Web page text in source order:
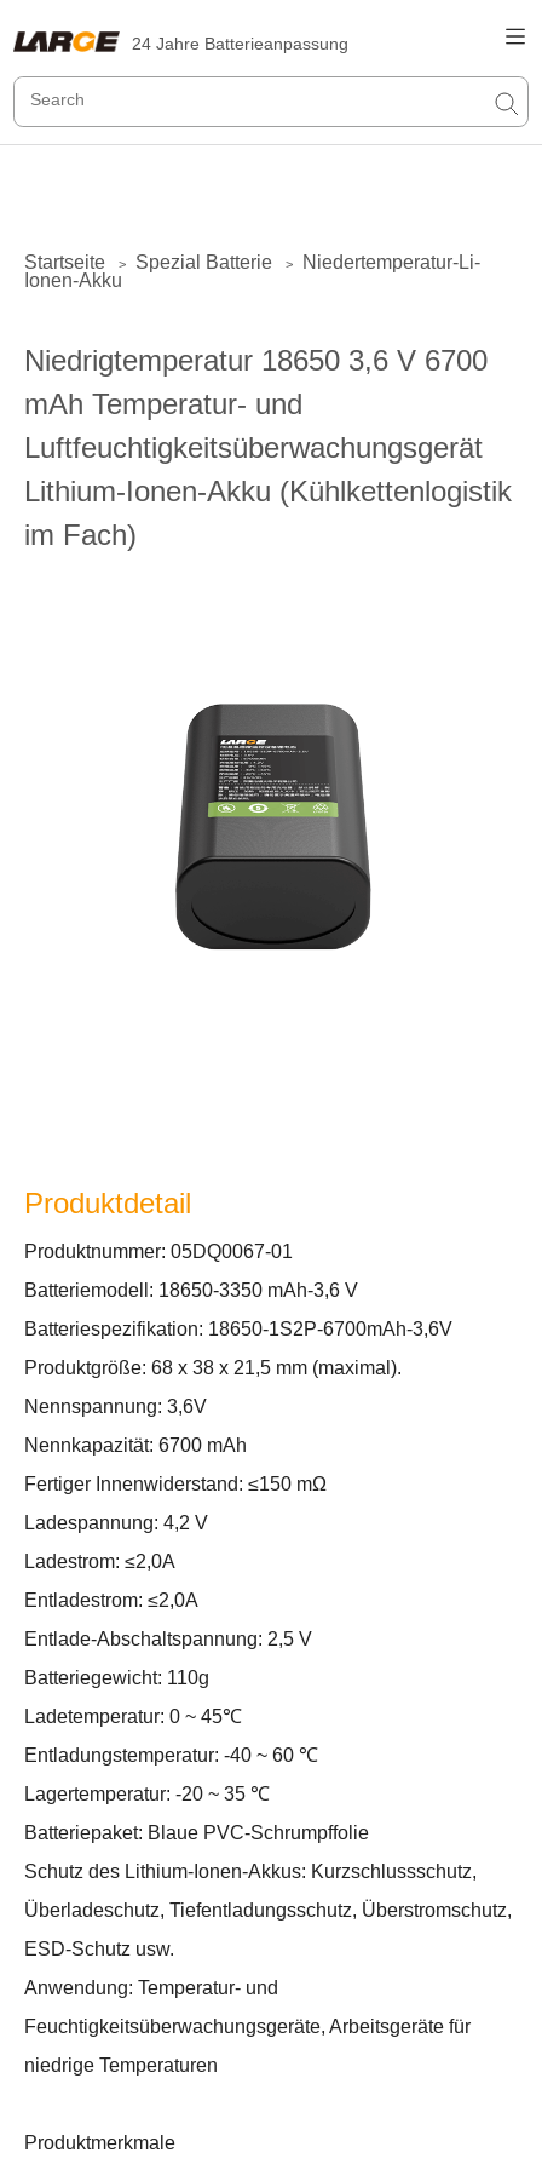
24 Jahre Batterieanpassung
Startseite > Spezial Batterie >
Niedertemperatur-Li-
Ionen-Akku
Niedrigtemperatur 18650 3,6 V 6700
mAh Temperatur- und
Luftfeuchtigkeitsüberwachungsgerät
Lithium-Ionen-Akku (Kühlkettenlogistik
im Fach)
Produktdetail
Produktnummer: 05DQ0067-01
Batteriemodell: 18650-3350 mAh-3,6 V
Batteriespezifikation: 18650-1S2P-6700mAh-3,6V
Produktgröße: 68 x 38 x 21,5 mm (maximal).
Nennspannung: 3,6V
Nennkapazität: 6700 mAh
Fertiger Innenwiderstand: ≤150 mΩ
Ladespannung: 4,2 V
Ladestrom: ≤2,0A
Entladestrom: ≤2,0A
Entlade-Abschaltspannung: 2,5 V
Batteriegewicht: 110g
Ladetemperatur: 0 ~ 45℃
Entladungstemperatur: -40 ~ 60 ℃
Lagertemperatur: -20 ~ 35 ℃
Batteriepaket: Blaue PVC-Schrumpffolie
Schutz des Lithium-Ionen-Akkus: Kurzschlussschutz,
Überladeschutz, Tiefentladungsschutz, Überstromschutz,
ESD-Schutz usw.
Anwendung: Temperatur- und
Feuchtigkeitsüberwachungsgeräte, Arbeitsgeräte für
niedrige Temperaturen
Produktmerkmale